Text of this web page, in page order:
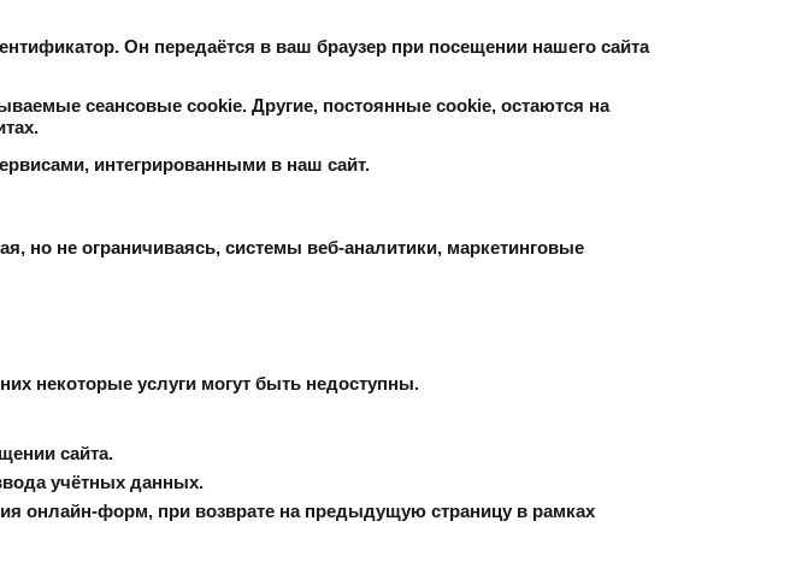
Он передаётся в ваш браузер при посещении нашего сайта
сеансовые cookie. Другие, постоянные cookie, остаются на
интегрированными в наш сайт.
не ограничиваясь, системы веб-аналитики, маркетинговые
некоторые услуги могут быть недоступны.
сайта.
учётных данных.
онлайн-форм, при возврате на предыдущую страницу в рамках